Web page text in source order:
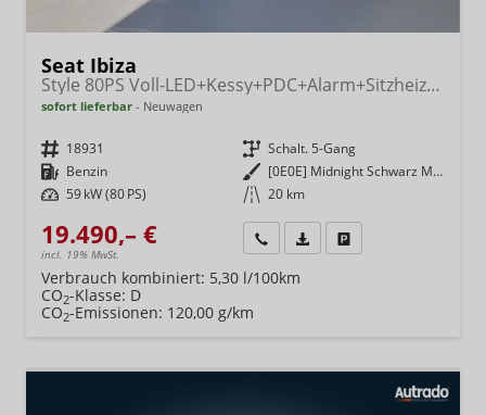
Seat Ibiza
Style 80PS Voll-LED+Kessy+PDC+Alarm+Sitzheizung+Kamera+App-Connect
sofort lieferbar Neuwagen
Fahrzeugnr. 18931 Getriebe Schalt. 5-Gang
Kraftstoff Benzin Außenfarbe
[0E0E] Midnight Schwarz Metallic
Leistung 59 kW (80 PS) Kilometerstand 20 km
19.490,– €
incl. 19% MwSt.
Wir rufen Sie anFahrzeugexposé (PDF)
Verbrauch kombiniert: 5,30 l/100km
CO2-Klasse: D
CO2-Emissionen: 120,00 g/km